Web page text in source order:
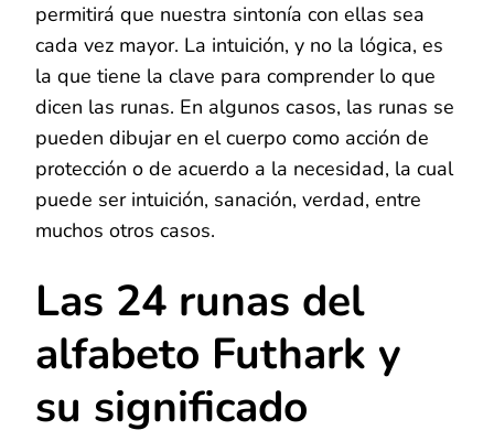
permitirá que nuestra sintonía con ellas sea
cada vez mayor. La intuición, y no la lógica, es
la que tiene la clave para comprender lo que
dicen las runas. En algunos casos, las runas se
pueden dibujar en el cuerpo como acción de
protección o de acuerdo a la necesidad, la cual
puede ser intuición, sanación, verdad, entre
muchos otros casos.
Las 24 runas del
alfabeto Futhark y
su significado